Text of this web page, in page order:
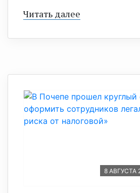
Читать далее
8 АВГУСТА